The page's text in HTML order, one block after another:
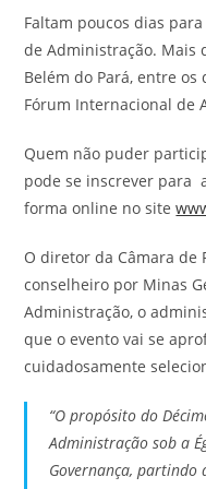
Faltam poucos dias
de Administração. Mais
Belém do Pará, entre os
Fórum Internacional de
Quem não puder
pode se inscrever para
forma online no site
O diretor da Câmara de
conselheiro por Minas
Administração, o
que o evento vai se
cuidadosamente
“O propósito do
Administração sob a
Governança, partindo